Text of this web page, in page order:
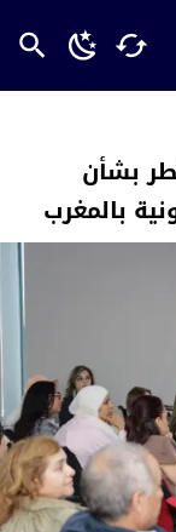
بشأن
بالمغرب